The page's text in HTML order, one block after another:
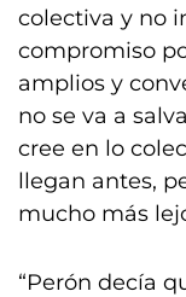
colectiva y no
compromiso
amplios y
no se va a
cree en lo
llegan antes,
mucho más
“Perón decía